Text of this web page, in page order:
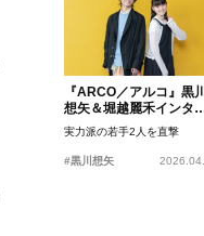
『ARCO／アルコ』黒川
想矢＆堀越麗禾インタ
ュー
実力派の若手2人を直撃
#黒川想矢